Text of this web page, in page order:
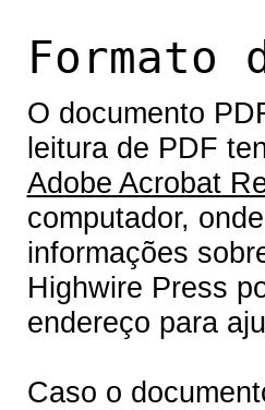
Formato
O documento
leitura de PDF
Adobe Acrobat
computador,
informações
Highwire Press
endereço para
Caso o